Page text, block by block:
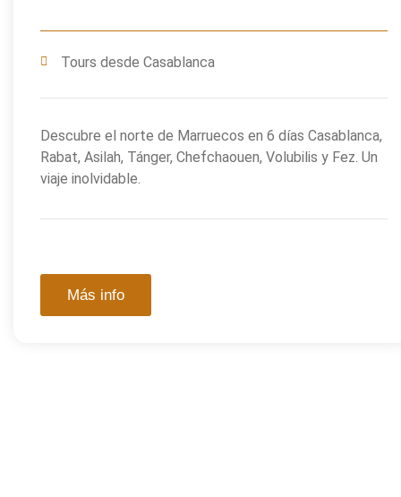
Tours desde Casablanca
Descubre el norte de Marruecos en 6 días Casablanca,
Rabat, Asilah, Tánger, Chefchaouen, Volubilis y Fez. Un
viaje inolvidable.
Más info